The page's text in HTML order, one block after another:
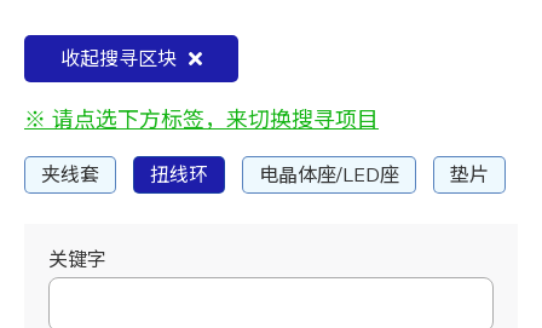
收起搜寻区块
※ 请点选下方标签，来切换搜寻项目
夹线套 扭线环 电晶体座/LED座 垫片
关键字